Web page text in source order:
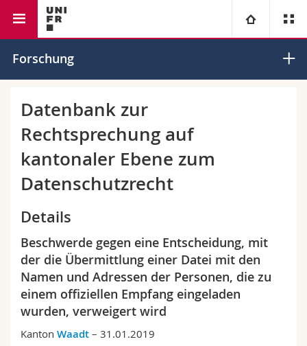
Universität
Campus
Forschung
Weiterbildung
Theologische Fak.
Rechtswissenschaftliche Fak.
Philosophische Fak.
Fak. für Erziehungs- und Bildungswissenschaften
Math.-Nat. und Med. Fak.
Informationen für
Studieninteressierte
Medien
Forschende
Mitarbeitende
Ressourcen
Ortsplan
Bibliotheken
Webmail
Rechtswissenschaftliche Fakultät Institut für Europarecht
Forschung
Datenbank zur
Rechtsprechung auf
kantonaler Ebene zum
Datenschutzrecht
Details
Beschwerde gegen eine Entscheidung, mit
der die Übermittlung einer Datei mit den
Namen und Adressen der Personen, die zu
einem offiziellen Empfang eingeladen
wurden, verweigert wird
Kanton Waadt – 31.01.2019